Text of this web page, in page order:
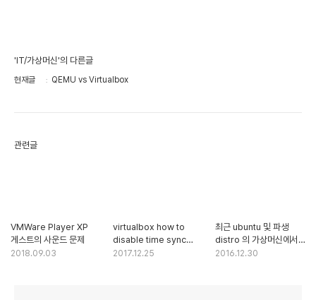
'IT/가상머신'의 다른글
현재글 QEMU vs Virtualbox
관련글
VMWare Player XP
게스트의 사운드 문제
2018.09.03
virtualbox how to
disable time sync
between host & guest
2017.12.25
최근 ubuntu 및 파생
distro 의 가상머신에서의
실행
2016.12.30